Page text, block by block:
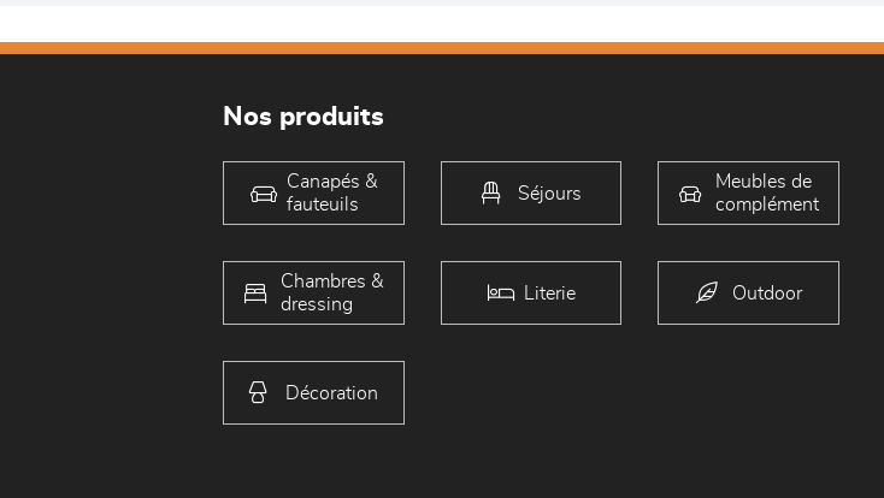
Nos produits
Canapés &
fauteuils
Séjours
Meubles de
complément
Chambres &
dressing
Literie Outdoor
Décoration